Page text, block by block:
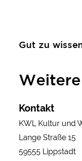
Gut zu
Kontakt
KWL Kultur und
Lange Straße 15
59555 Lippstadt